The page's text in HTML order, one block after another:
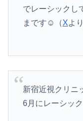
でレーシックし
まです☺️（Xより
新宿近視クリニ
6月にレーシッ